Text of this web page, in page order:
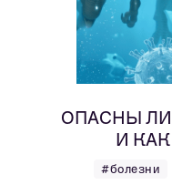
ОПАСНЫ
И
#болезни